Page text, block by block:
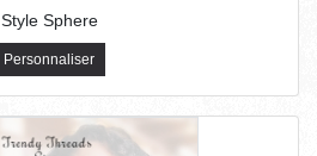
Style Sphere
Personnaliser